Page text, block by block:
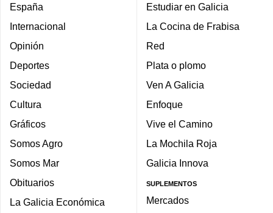
España
Internacional
Opinión
Deportes
Sociedad
Cultura
Gráficos
Somos Agro
Somos Mar
Obituarios
La Galicia Económica
Estudiar en Galicia
La Cocina de Frabisa
Red
Plata o plomo
Ven A Galicia
Enfoque
Vive el Camino
La Mochila Roja
Galicia Innova
SUPLEMENTOS
Mercados